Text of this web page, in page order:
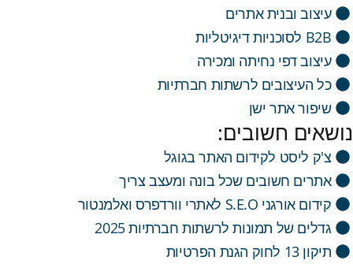
עיצוב ובנית אתרים
B2B לסוכניות דיגיטליות
עיצוב דפי נחיתה ומכירה
כל העיצובים לרשתות חברתיות
שיפור אתר ישן
נושאים חשובים:
צ'ק ליסט לקידום האתר בגוגל
אתרים חשובים שכל בונה ומעצב צריך
קידום אורגני S.E.O לאתרי וורדפרס ואלמנטור
גדלים של תמונות לרשתות חברתיות 2025
תיקון 13 לחוק הגנת הפרטיות